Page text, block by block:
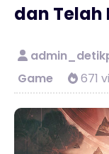
dan Telah
Game
671